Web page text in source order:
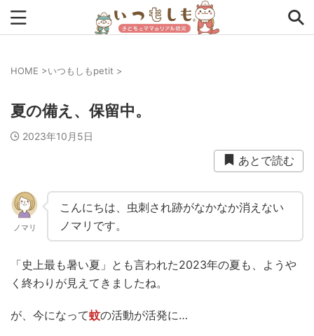
0次の備え 1次の備え
アプリ インタビュー
ローリングストック 主食 事前対策 住まい
停電 備蓄 収納
夏 外出中 外出先 小学生 幼児 座談会
暮らし方 検証 特別企画
衛生用品 被災中 豪雨 赤ちゃん
HOME >いつもしもpetit >
夏の備え、保留中。
2023年10月5日
あとで読む
ノマリ
こんにちは、虫刺され跡がなかなか消えない
ノマリです。
「史上最も暑い夏」とも言われた2023年の夏も、ようや
く終わりが見えてきましたね。
が、今になって蚊の活動が活発に…